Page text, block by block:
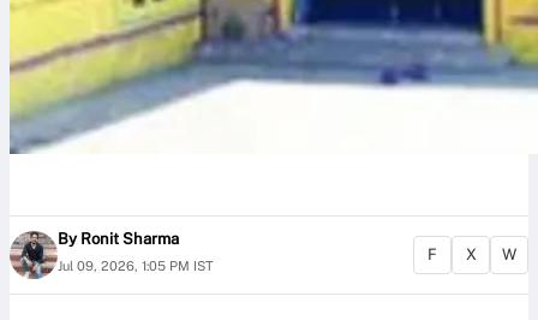
By Ronit Sharma
Jul 09, 2026, 1:05 PM IST
F X W